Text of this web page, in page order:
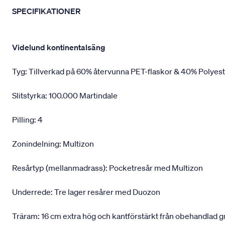
SPECIFIKATIONER
Videlund kontinentalsäng
Tyg: Tillverkad på 60% återvunna PET-flaskor & 40%
Slitstyrka: 100.000 Martindale
Pilling: 4
Zonindelning: Multizon
Resårtyp (mellanmadrass): Pocketresår med Multizon
Underrede: Tre lager resårer med Duozon
Träram: 16 cm extra hög och kantförstärkt från obehandlad